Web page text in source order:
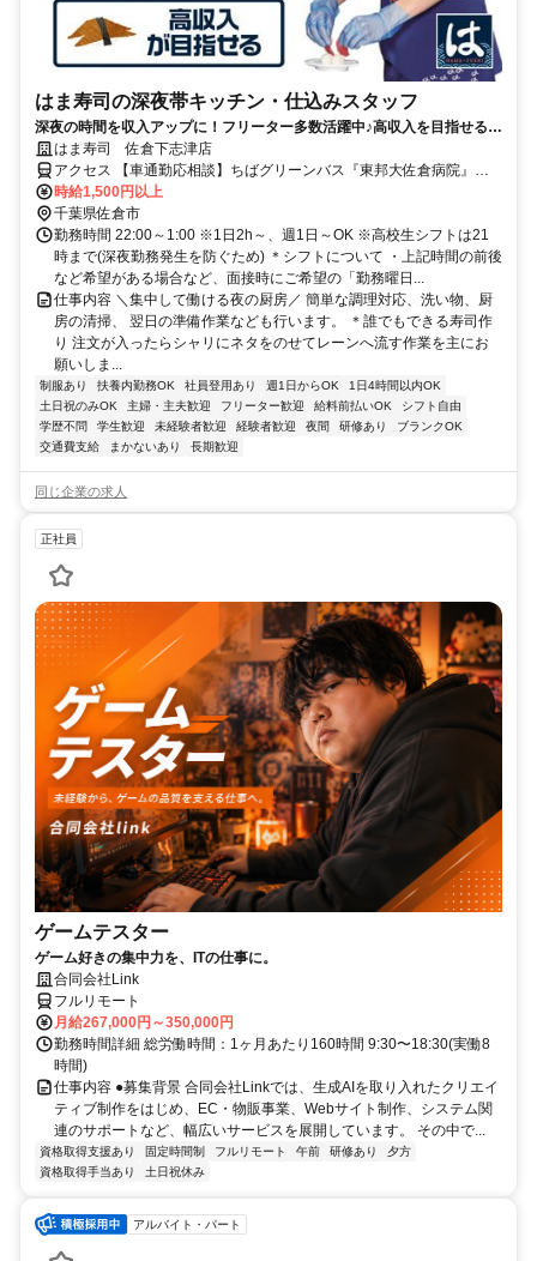
はま寿司の深夜帯キッチン・仕込みスタッフ
深夜の時間を収入アップに！フリーター多数活躍中♪高収入を目指せる環
境です！
はま寿司 佐倉下志津店
アクセス 【車通勤応相談】ちばグリーンバス『東邦大佐倉病院』バ
ス停下車 すぐそば
時給1,500円以上
千葉県佐倉市
勤務時間 22:00～1:00 ※1日2h～、週1日～OK ※高校生シフトは21
時まで(深夜勤務発生を防ぐため) ＊シフトについて ・上記時間の前後
など希望がある場合など、面接時にご希望の「勤務曜日...
仕事内容 ＼集中して働ける夜の厨房／ 簡単な調理対応、洗い物、厨
房の清掃、 翌日の準備作業なども行います。 ＊誰でもできる寿司作
り 注文が入ったらシャリにネタをのせてレーンへ流す作業を主にお
願いしま...
制服あり 扶養内勤務OK 社員登用あり 週1日からOK
1日4時間以内OK
土日祝のみOK
主婦・主夫歓迎 フリーター歓迎 給料前払いOK
シフト自由
学歴不問
学生歓迎 未経験者歓迎 経験者歓迎 夜間 研修あり
ブランクOK
交通費支給
まかないあり 長期歓迎
同じ企業の求人
正社員
ゲームテスター
ゲーム好きの集中力を、ITの仕事に。
合同会社Link
フルリモート
月給267,000円～350,000円
勤務時間詳細 総労働時間：1ヶ月あたり160時間 9:30〜18:30(実働8
時間)
仕事内容 ●募集背景 合同会社Linkでは、生成AIを取り入れたクリエイ
ティブ制作をはじめ、EC・物販事業、Webサイト制作、システム関
連のサポートなど、幅広いサービスを展開しています。 その中で...
資格取得支援あり 固定時間制 フルリモート 午前 研修あり
夕方
資格取得手当あり
土日祝休み
アルバイト・パート